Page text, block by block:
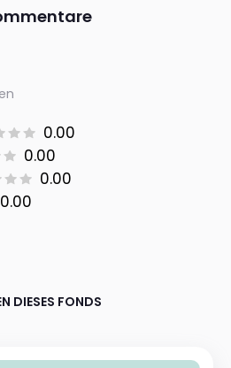
0.00
0.00
0.00
0.00
DIESES FONDS